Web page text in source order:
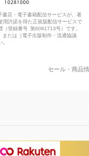
書店・電子書籍配信サービスが、著
用許諾を得た正規版配信サービスで
（登録番号 第6091713号）です。
または［電子出版制作・流通協議
セール・商品